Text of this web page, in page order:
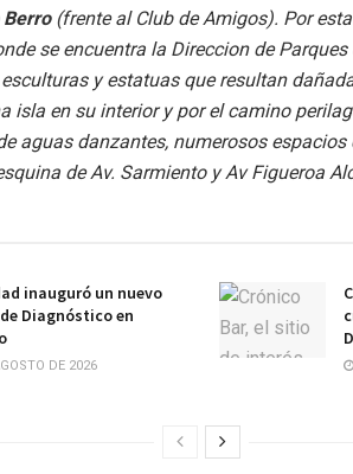
Berro(frente al Club de Amigos). Por
se encuentra la Direccion de
y estatuas que resultan
isla en su interior y por el camino
aguas danzantes, numerosos
de Av. Sarmiento y Av Figueroa
inauguró un nuevo
Diagnóstico en
DE 2026